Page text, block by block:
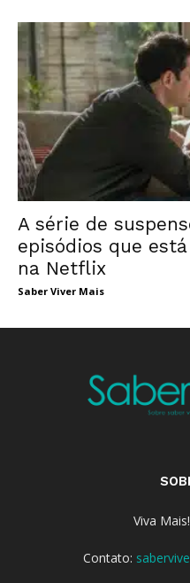
A série de
episódios que
na Netflix
Saber Viver Mais
Viva
Contato: